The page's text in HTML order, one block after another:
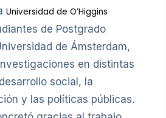
Universidad de O’Higgins
de Postgrado
de Ámsterdam,
en distintas
social, la
y las políticas públicas.